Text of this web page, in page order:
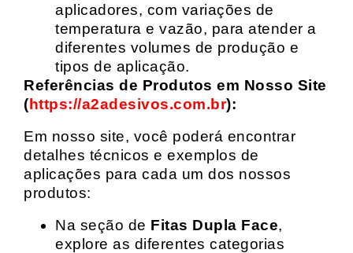
aplicadores, com variações de
temperatura e vazão, para atender a
diferentes volumes de produção e
tipos de aplicação.
Referências de Produtos em Nosso Site
(https://a2adesivos.com.br):
Em nosso site, você poderá encontrar
detalhes técnicos e exemplos de
aplicações para cada um dos nossos
produtos:
Na seção de Fitas Dupla Face,
explore as diferentes categorias